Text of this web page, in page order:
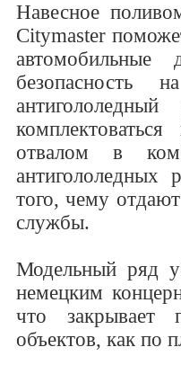
Навесное
Citymaster
безопасность
отвалом в
антигололедных
того, чему
службы.
Модельный ряд
немецким
что закрывает
объектов, как по